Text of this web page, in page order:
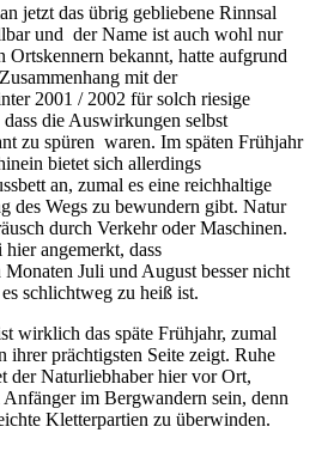
jetzt das übrig gebliebene Rinnsal
und der Name ist auch wohl nur
bekannt, hatte aufgrund
mit der
2001 / 2002 für solch riesige
dass die Auswirkungen selbst
zu spüren waren. Im späten Frühjahr
bietet sich allerdings
an, zumal es eine reichhaltige
des Wegs zu bewundern gibt. Natur
durch Verkehr oder Maschinen.
angemerkt, dass
Juli und August besser nicht
schlichtweg zu heiß ist.
wirklich das späte Frühjahr, zumal
ihrer prächtigsten Seite zeigt. Ruhe
der Naturliebhaber hier vor Ort,
im Bergwandern sein, denn
Kletterpartien zu überwinden.